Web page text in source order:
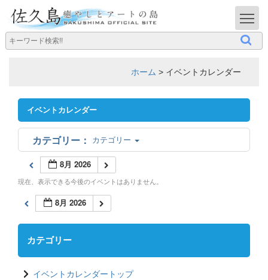
ホーム > イベントカレンダー
イベントカレンダー
カテゴリー
8月 2026
現在、表示できる今後のイベントはありません。
8月 2026
カテゴリー
イベントカレンダートップ